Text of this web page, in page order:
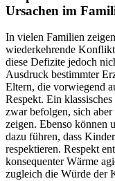
Ursachen im
In vielen Familien
wiederkehrende
diese Defizite jedoch
Ausdruck bestimmter
Eltern, die vorwiegend
Respekt. Ein
zwar befolgen, sich
zeigen. Ebenso können
dazu führen, dass
respektieren. Respekt
konsequenter Wärme
zugleich die Würde der